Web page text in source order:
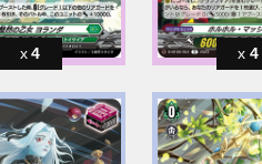
4 4